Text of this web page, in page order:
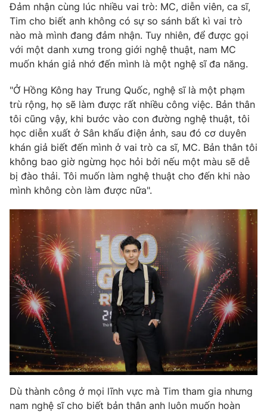
VTV Money VTV Thể thao
VTV Sức khoẻ Bất động sản
Thị trường 24h Tấm lòng Việt
VTV4 Vươn mình bằng AI
VTV9 VTV8
Liên hệ tòa soạn English
THỜI BÁO VTV
Theo dõi báo trên
Cơ quan chủ quản:
Đài Truyền hình Việt Nam
Cơ quan báo chí:Thời báo VTV
Giấy phép hoạt động báo in và báo điện tử số 483/GP-BTTTT
cấp ngày 29/12/2023
Tổng Biên tập:Vũ Thanh Thủy
Đảm nhận cùng lúc nhiều vai trò: MC, diễn viên, ca sĩ,
Tim cho biết anh không có sự so sánh bất kì vai trò
nào mà mình đang đảm nhận. Tuy nhiên, để được gọi
với một danh xưng trong giới nghệ thuật, nam MC
muốn khán giả nhớ đến mình là một nghệ sĩ đa năng.
"Ở Hồng Kông hay Trung Quốc, nghệ sĩ là một phạm
trù rộng, họ sẽ làm được rất nhiều công việc. Bản thân
tôi cũng vậy, khi bước vào con đường nghệ thuật, tôi
học diễn xuất ở Sân khấu điện ảnh, sau đó cơ duyên
khán giả biết đến mình ở vai trò ca sĩ, MC. Bản thân tôi
không bao giờ ngừng học hỏi bởi nếu một màu sẽ dễ
bị đào thải. Tôi muốn làm nghệ thuật cho đến khi nào
mình không còn làm được nữa".
Dù thành công ở mọi lĩnh vực mà Tim tham gia nhưng
nam nghệ sĩ cho biết bản thân anh luôn muốn hoàn